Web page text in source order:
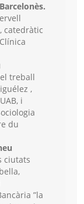
catedràtic
treball
,
i
du
ciutats
”la